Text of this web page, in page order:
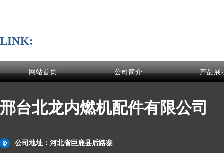
LINK:
网站首页 公司简介 产品展
邢台北龙内燃机配件有限公司
公司地址：河北省巨鹿县后路寨